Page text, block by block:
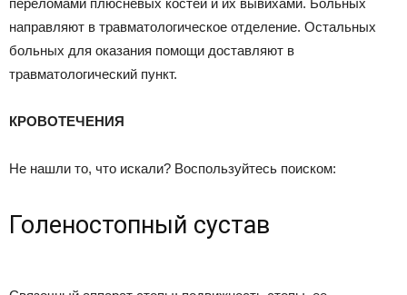
переломами плюсневых костей и их вывихами. Больных
направляют в травматологическое отделение. Остальных
больных для оказания помощи доставляют в
травматологический пункт.
КРОВОТЕЧЕНИЯ
Не нашли то, что искали? Воспользуйтесь поиском:
Голеностопный сустав